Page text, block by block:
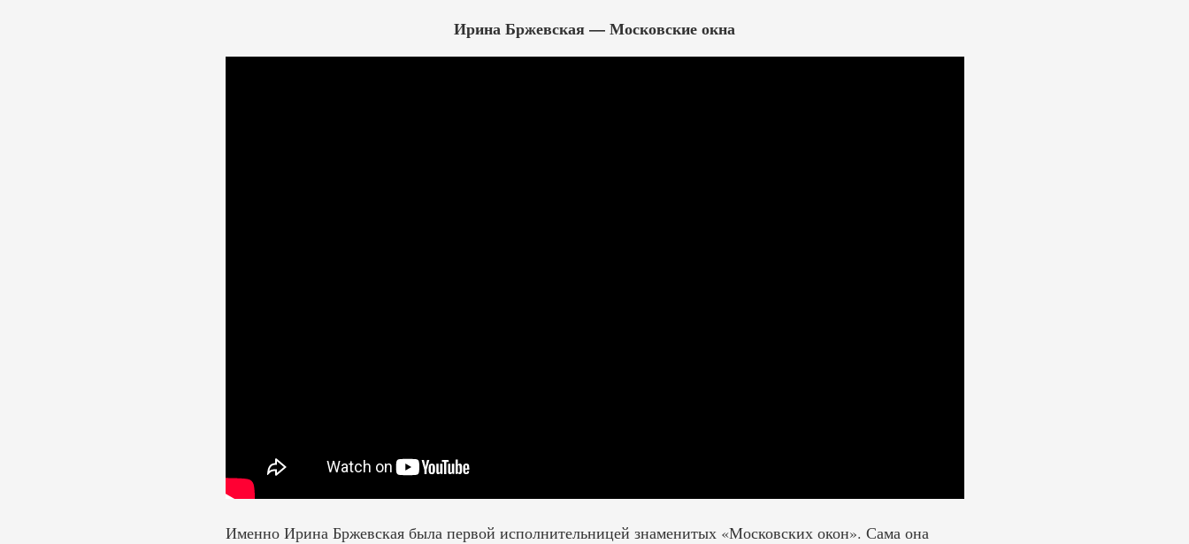
Ирина Бржевская — Московские окна
Именно Ирина Бржевская была первой исполнительницей знаменитых «Московских окон». Сама она